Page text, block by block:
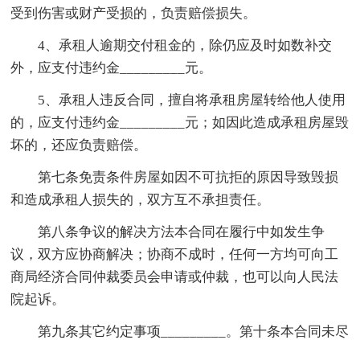
受到伤害或财产受损的，负责赔偿损失。
4、承租人逾期交付租金的，除仍应及时如数补交
外，应支付违约金_________元。
5、承租人违反合同，擅自将承租房屋转给他人使用
的，应支付违约金_________元；如因此造成承租房屋毁
坏的，还应负责赔偿。
第七条免责条件房屋如因不可抗拒的原因导致毁损
和造成承租人损失的，双方互不承担责任。
第八条争议的解决方法本合同在履行中如发生争
议，双方应协商解决；协商不成时，任何一方均可向工
商局经济合同仲裁委员会申请或仲裁，也可以向人民法
院起诉。
第九条其它约定事项_________。第十条本合同未尽